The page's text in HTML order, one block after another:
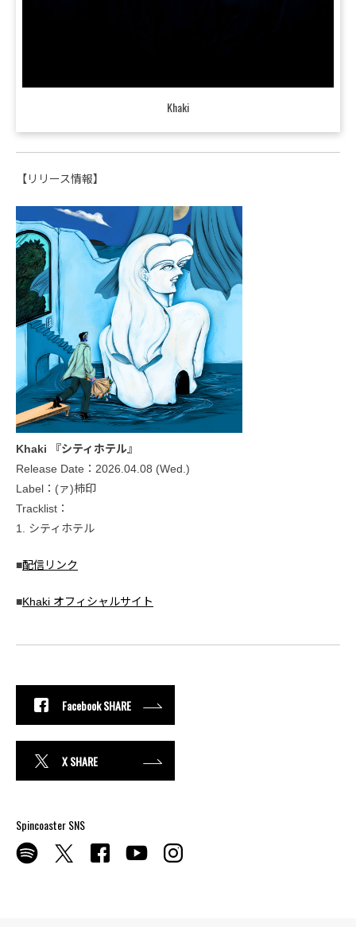
Khaki
【リリース情報】
Khaki 『シティホテル』
Release Date：2026.04.08 (Wed.)
Label：(ァ)柿印
Tracklist：
1. シティホテル
■配信リンク
■Khaki オフィシャルサイト
Facebook SHARE
X SHARE
Spincoaster SNS